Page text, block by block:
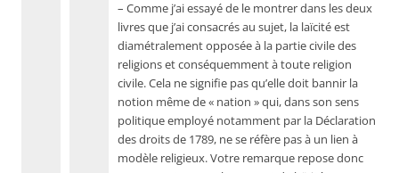
– Comme j’ai essayé de le montrer dans les deux
livres que j’ai consacrés au sujet, la laïcité est
diamétralement opposée à la partie civile des
religions et conséquemment à toute religion
civile. Cela ne signifie pas qu’elle doit bannir la
notion même de « nation » qui, dans son sens
politique employé notamment par la Déclaration
des droits de 1789, ne se réfère pas à un lien à
modèle religieux. Votre remarque repose donc